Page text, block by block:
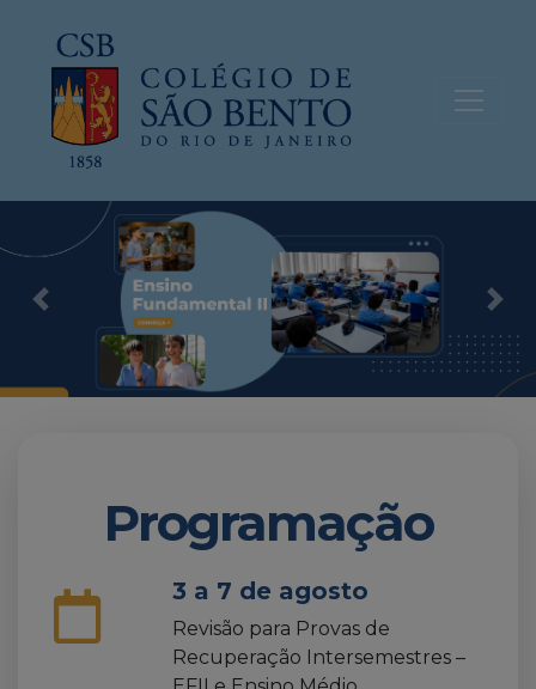
Previous
Programação
3 a 7 de agosto
Revisão para Provas de
Recuperação Intersemestres –